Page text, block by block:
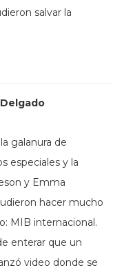
salvar la
galanura de
especiales y la
y Emma
hacer mucho
MIB internacional.
enterar que un
video donde se